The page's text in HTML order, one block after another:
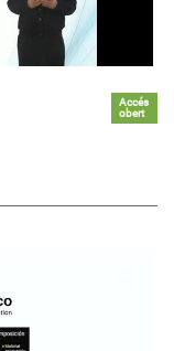
Accés
obert